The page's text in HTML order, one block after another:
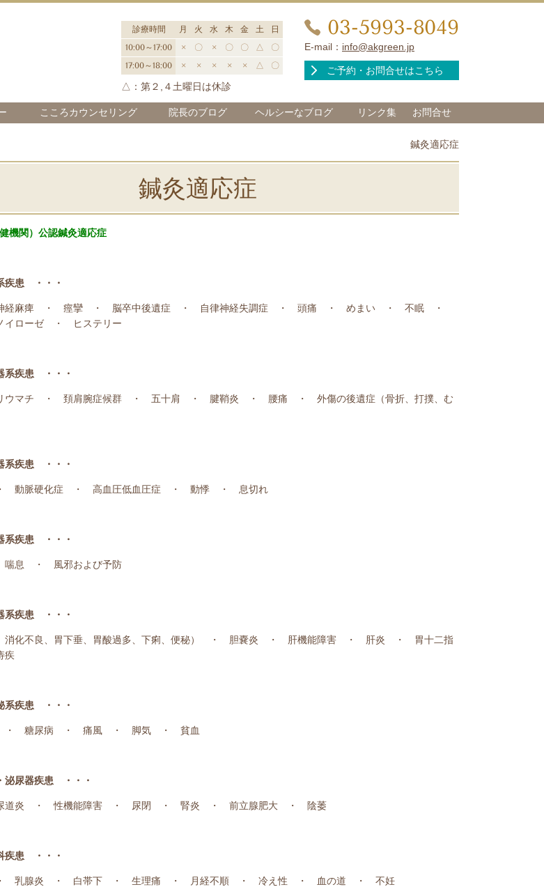
診療時間 月 火 水 木 金 土
日
10:00～17:00
× 〇 × 〇 〇 △
〇
17:00～18:00
× × × × × △ 〇
△： 第２,４土曜日は休診
03-5993-8049
E-mail： info@akgreen.jp
ご予約・お問合せはこちら
こころカウンセリング 院長のブログ ヘルシーなブログ リンク集 お問合せ
鍼灸適応症
鍼灸適応症
機関）公認鍼灸適応症
疾患 ・・・
経麻痺 ・ 痙攣 ・ 脳卒中後遺症 ・ 自律神経失調症 ・ 頭痛 ・ めまい ・ 不眠 ・
ローゼ ・ ヒステリー
系疾患 ・・・
マチ ・ 頚肩腕症候群 ・ 五十肩 ・ 腱鞘炎 ・ 腰痛 ・ 外傷の後遺症（骨折、打撲、む
系疾患 ・・・
動脈硬化症 ・ 高血圧低血圧症 ・ 動悸 ・ 息切れ
系疾患 ・・・
息 ・ 風邪および予防
系疾患 ・・・
、消化不良、胃下垂、胃酸過多、下痢、便秘） ・ 胆嚢炎 ・ 肝機能障害 ・ 肝炎 ・ 胃十二指
疾
系疾患 ・・・
・ 糖尿病 ・ 痛風 ・ 脚気 ・ 貧血
泌尿器疾患 ・・・
道炎 ・ 性機能障害 ・ 尿閉 ・ 腎炎 ・ 前立腺肥大 ・ 陰萎
疾患 ・・・
乳腺炎 ・ 白帯下 ・ 生理痛 ・ 月経不順 ・ 冷え性 ・ 血の道 ・ 不妊